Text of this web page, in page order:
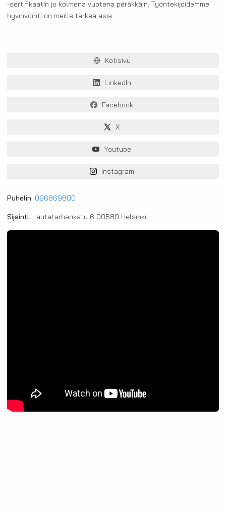
-sertifikaatin jo kolmena vuotena peräkkäin. Työntekijöidemme
hyvinvointi on meille tärkeä asia.
Kotisivu
LinkedIn
Facebook
X
Youtube
Instagram
Puhelin: 096869800
Sijainti: Lautatarhankatu 6 00580 Helsinki